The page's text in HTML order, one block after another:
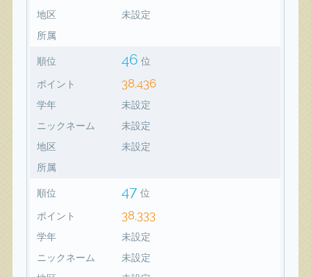
地区
未設定
所属
順位 46 位
ポイント 38,436
学年
未設定
ニックネーム
未設定
地区
未設定
所属
順位 47 位
ポイント 38,333
学年
未設定
ニックネーム
未設定